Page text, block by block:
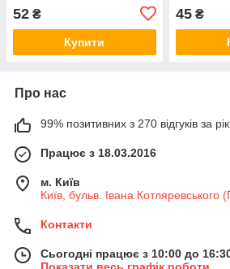
52 ₴
Купити
45₴
Про нас
99% позитивних з 270 відгуків за рік
Працює з 18.03.2016
м. Київ
Київ, бульв. Івана Котляревського
Контакти
Сьогодні працює з 10:00 до